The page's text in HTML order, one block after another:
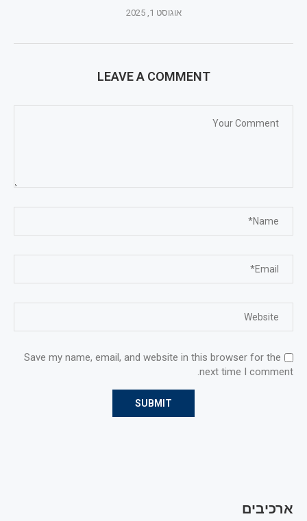
אוגוסט 1, 2025
LEAVE A COMMENT
Save my name, email, and website in this browser for the
next time I comment.
ארכיבים